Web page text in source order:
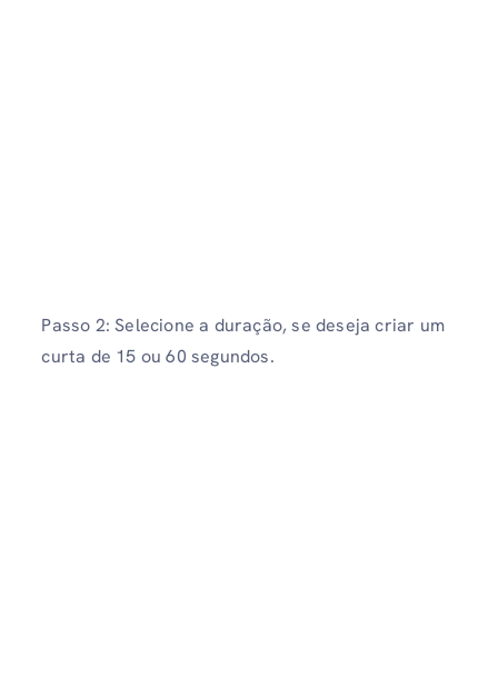
Passo 2: Selecione a duração, se deseja criar um
curta de 15 ou 60 segundos.